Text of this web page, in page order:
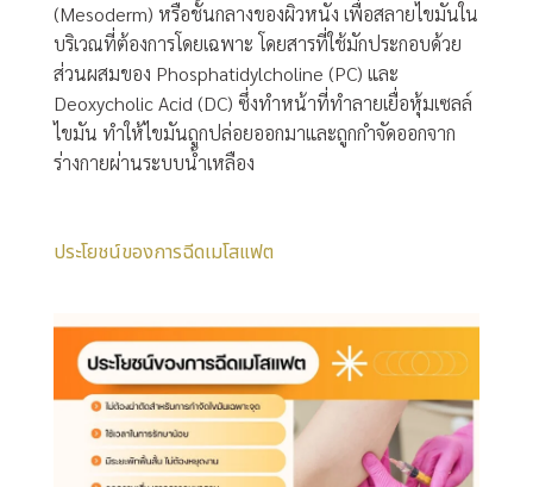
(Mesoderm) หรือชั้นกลางของผิวหนัง เพื่อสลายไขมันใน
บริเวณที่ต้องการโดยเฉพาะ โดยสารที่ใช้มักประกอบด้วย
ส่วนผสมของ Phosphatidylcholine (PC) และ
Deoxycholic Acid (DC) ซึ่งทำหน้าที่ทำลายเยื่อหุ้มเซลล์
ไขมัน ทำให้ไขมันถูกปล่อยออกมาและถูกกำจัดออกจาก
ร่างกายผ่านระบบน้ำเหลือง
ประโยชน์ของการฉีดเมโสแฟต